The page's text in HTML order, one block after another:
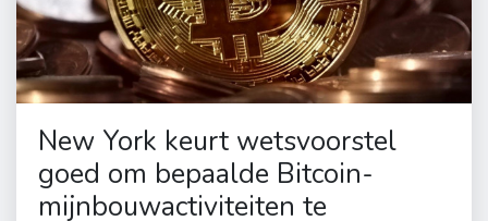
New York keurt wetsvoorstel
goed om bepaalde Bitcoin-
mijnbouwactiviteiten te